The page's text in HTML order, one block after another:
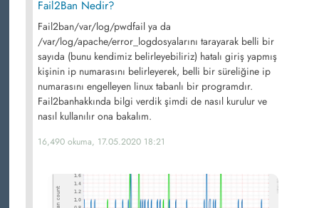
Fail2Ban Nedir?
Fail2ban/var/log/pwdfail ya da
/var/log/apache/error_logdosyalarını tarayarak belli bir
sayıda (bunu kendimiz belirleyebiliriz) hatalı giriş yapmış
kişinin ip numarasını belirleyerek, belli bir süreliğine ip
numarasını engelleyen linux tabanlı bir programdır.
Fail2banhakkında bilgi verdik şimdi de nasıl kurulur ve
nasıl kullanılır ona bakalım.
16,490 okuma, 17.05.2020 18:21